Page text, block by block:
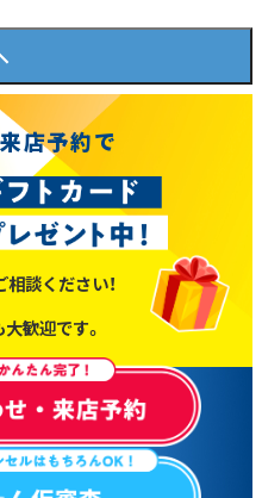
店予約で
談ください！
歓迎です。